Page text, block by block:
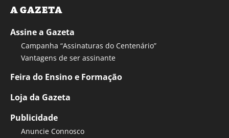
A GAZETA
Assine a Gazeta
Campanha “Assinaturas do Centenário”
Vantagens de ser assinante
Feira do Ensino e Formação
Loja da Gazeta
Publicidade
Anuncie Connosco